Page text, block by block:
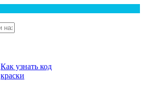
Как узнать код
краски